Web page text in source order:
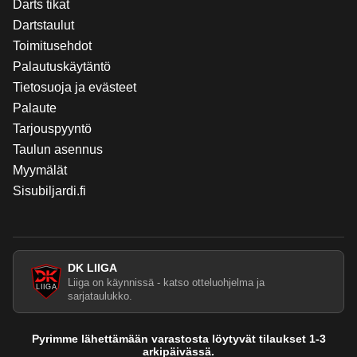
Darts tikat
Dartstaulut
Toimitusehdot
Palautuskäytäntö
Tietosuoja ja evästeet
Palaute
Tarjouspyyntö
Taulun asennus
Myymälät
Sisubiljardi.fi
DK LIIGA
Liiga on käynnissä - katso otteluohjelma ja
sarjataulukko.
Pyrimme lähettämään varastosta löytyvät tilaukset 1-3
arkipäivässä.